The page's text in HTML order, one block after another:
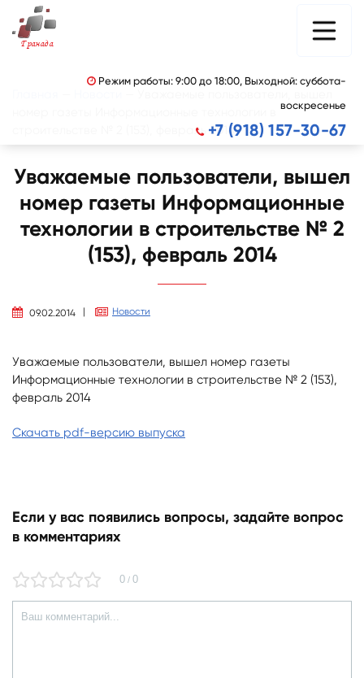
Гранада
 Режим работы: 9:00 до 18:00, Выходной: суббота-
воскресенье
 +7 (918) 157-30-67
строительстве № 2 (153), февраль 2014
Уважаемые пользователи, вышел
номер газеты Информационные
технологии в строительстве № 2
(153), февраль 2014
 09.02.2014 |  Новости
Уважаемые пользователи, вышел номер газеты
Информационные технологии в строительстве № 2 (153),
февраль 2014
Скачать pdf-версию выпуска
Если у вас появились вопросы, задайте вопрос
в комментариях
0 / 0